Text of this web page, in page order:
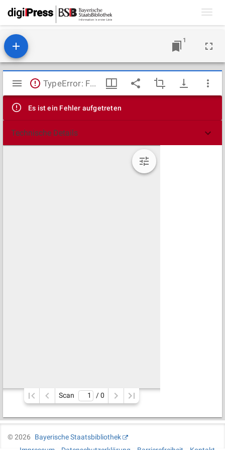
1
Mirador
Viewer
TypeError: Failed to fetch
Es ist ein Fehler aufgetreten
Technische Details
Scan / 0
©2026
Bayerische Staatsbibliothek